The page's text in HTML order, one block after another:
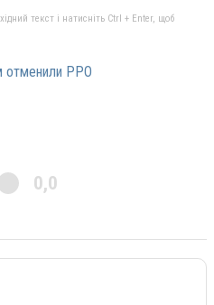
текст і натисніть Ctrl + Enter, щоб
отменили РРО
0,0